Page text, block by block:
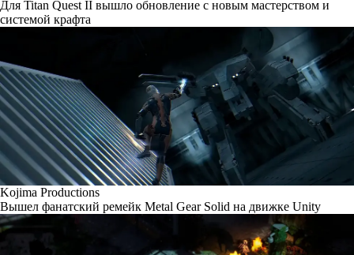
Для Titan Quest II вышло обновление с новым мастерством и
системой крафта
Kojima Productions
Вышел фанатский ремейк Metal Gear Solid на движке Unity